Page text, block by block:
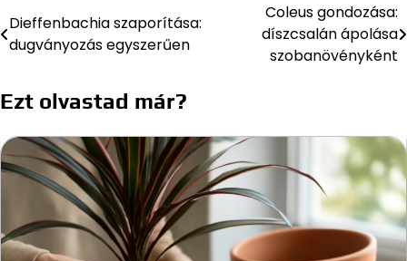
Bejegyzés
navigáció
Dieffenbachia szaporítása:
dugványozás egyszerűen
Coleus gondozása:
díszcsalán ápolása
szobanövényként
Ezt olvastad már?